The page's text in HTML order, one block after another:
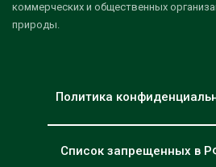
коммерческих и общественных
природы.
Политика
Список запрещенных в